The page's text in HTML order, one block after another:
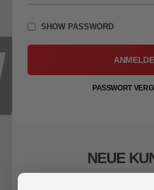
SHOW PASSWORD
PASSWORT
NEUE
Ein Konto zu erstellen hat